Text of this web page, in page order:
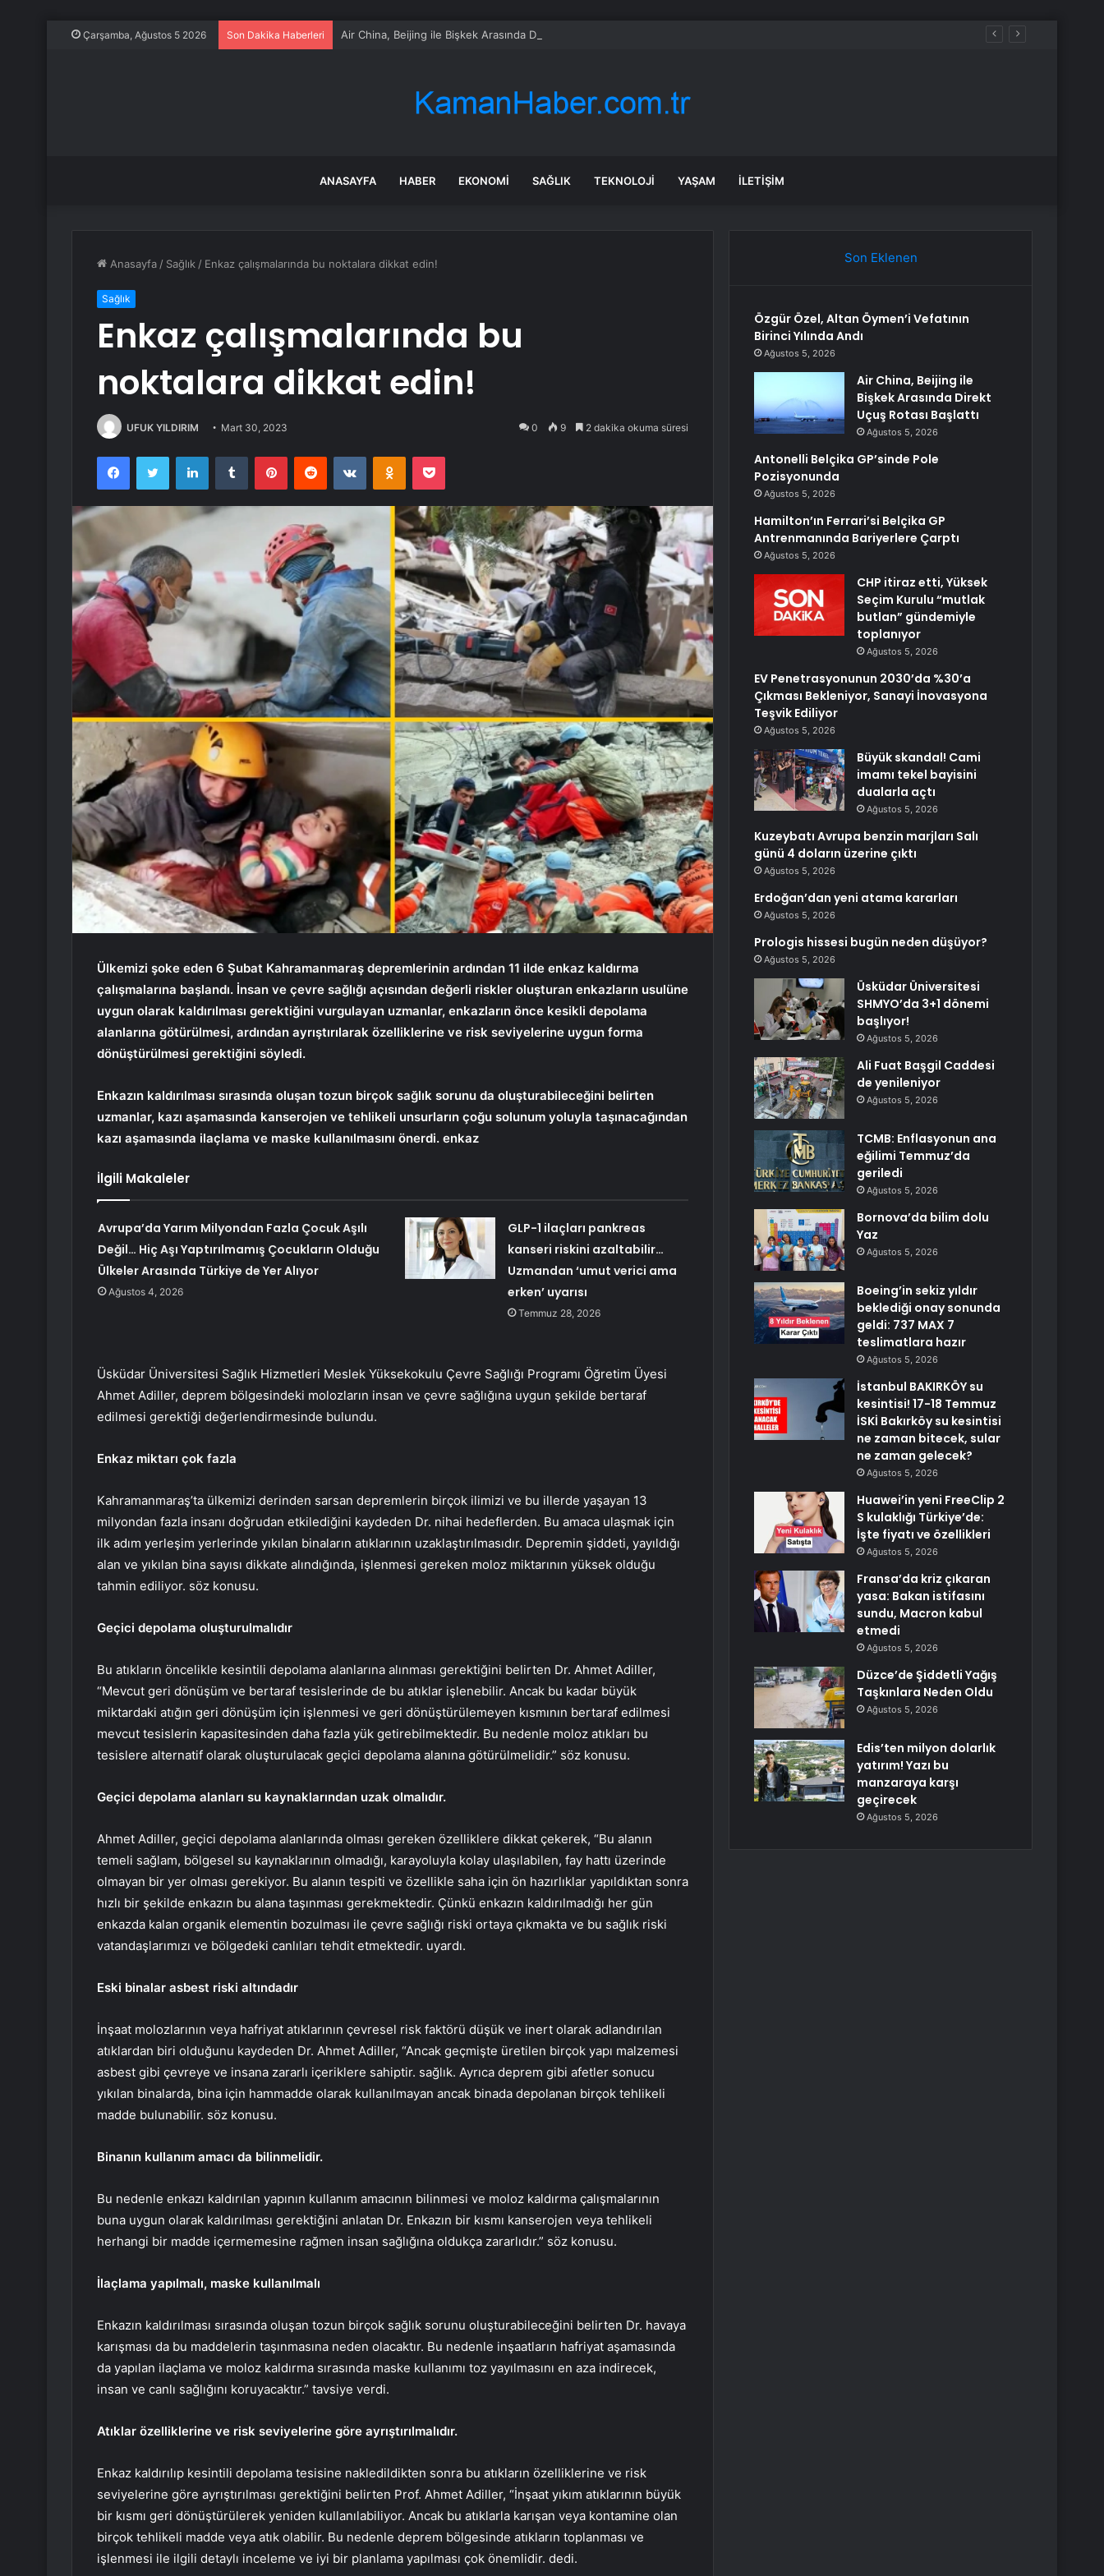
Çarşamba, Ağustos 5 2026 Son Dakika Haberleri Air China, Beijing ile Bişkek Arasında Direkt Uçuş Rotası Başlattı
ANASAYFA HABER EKONOMI SAĞLIK TEKNOLOJI YAŞAM İLETIŞIM
Anasayfa / Sağlık / Enkaz çalışmalarında bu noktalara dikkat edin!
Sağlık
Enkaz çalışmalarında bu
noktalara dikkat edin!
UFUK YILDIRIM Mart 30, 2023 0 9 2 dakika okuma süresi
FacebookTwitter LinkedInTumblr PinterestReddit VKontakteOdnoklassniki
Pocket
Ülkemizi şoke eden 6 Şubat Kahramanmaraş depremlerinin ardından 11 ilde enkaz kaldırma
çalışmalarına başlandı. İnsan ve çevre sağlığı açısından değerli riskler oluşturan enkazların usulüne
uygun olarak kaldırılması gerektiğini vurgulayan uzmanlar, enkazların önce kesikli depolama
alanlarına götürülmesi, ardından ayrıştırılarak özelliklerine ve risk seviyelerine uygun forma
dönüştürülmesi gerektiğini söyledi.
Enkazın kaldırılması sırasında oluşan tozun birçok sağlık sorunu da oluşturabileceğini belirten
uzmanlar, kazı aşamasında kanserojen ve tehlikeli unsurların çoğu solunum yoluyla taşınacağından
kazı aşamasında ilaçlama ve maske kullanılmasını önerdi. enkaz
İlgili Makaleler
Avrupa’da Yarım Milyondan Fazla Çocuk Aşılı
Değil… Hiç Aşı Yaptırılmamış Çocukların Olduğu
Ülkeler Arasında Türkiye de Yer Alıyor
Ağustos 4, 2026
GLP-1 ilaçları pankreas
kanseri riskini azaltabilir…
Uzmandan ‘umut verici ama
erken’ uyarısı
Temmuz 28, 2026
Üsküdar Üniversitesi Sağlık Hizmetleri Meslek Yüksekokulu Çevre Sağlığı Programı Öğretim Üyesi
Ahmet Adiller, deprem bölgesindeki molozların insan ve çevre sağlığına uygun şekilde bertaraf
edilmesi gerektiği değerlendirmesinde bulundu.
Enkaz miktarı çok fazla
Kahramanmaraş’ta ülkemizi derinden sarsan depremlerin birçok ilimizi ve bu illerde yaşayan 13
milyondan fazla insanı doğrudan etkilediğini kaydeden Dr. nihai hedeflerden. Bu amaca ulaşmak için
ilk adım yerleşim yerlerinde yıkılan binaların atıklarının uzaklaştırılmasıdır. Depremin şiddeti, yayıldığı
alan ve yıkılan bina sayısı dikkate alındığında, işlenmesi gereken moloz miktarının yüksek olduğu
tahmin ediliyor. söz konusu.
Geçici depolama oluşturulmalıdır
Bu atıkların öncelikle kesintili depolama alanlarına alınması gerektiğini belirten Dr. Ahmet Adiller,
“Mevcut geri dönüşüm ve bertaraf tesislerinde de bu atıklar işlenebilir. Ancak bu kadar büyük
miktardaki atığın geri dönüşüm için işlenmesi ve geri dönüştürülemeyen kısmının bertaraf edilmesi
mevcut tesislerin kapasitesinden daha fazla yük getirebilmektedir. Bu nedenle moloz atıkları bu
tesislere alternatif olarak oluşturulacak geçici depolama alanına götürülmelidir.” söz konusu.
Geçici depolama alanları su kaynaklarından uzak olmalıdır.
Ahmet Adiller, geçici depolama alanlarında olması gereken özelliklere dikkat çekerek, “Bu alanın
temeli sağlam, bölgesel su kaynaklarının olmadığı, karayoluyla kolay ulaşılabilen, fay hattı üzerinde
olmayan bir yer olması gerekiyor. Bu alanın tespiti ve özellikle saha için ön hazırlıklar yapıldıktan sonra
hızlı bir şekilde enkazın bu alana taşınması gerekmektedir. Çünkü enkazın kaldırılmadığı her gün
enkazda kalan organik elementin bozulması ile çevre sağlığı riski ortaya çıkmakta ve bu sağlık riski
vatandaşlarımızı ve bölgedeki canlıları tehdit etmektedir. uyardı.
Eski binalar asbest riski altındadır
İnşaat molozlarının veya hafriyat atıklarının çevresel risk faktörü düşük ve inert olarak adlandırılan
atıklardan biri olduğunu kaydeden Dr. Ahmet Adiller, “Ancak geçmişte üretilen birçok yapı malzemesi
asbest gibi çevreye ve insana zararlı içeriklere sahiptir. sağlık. Ayrıca deprem gibi afetler sonucu
yıkılan binalarda, bina için hammadde olarak kullanılmayan ancak binada depolanan birçok tehlikeli
madde bulunabilir. söz konusu.
Binanın kullanım amacı da bilinmelidir.
Bu nedenle enkazı kaldırılan yapının kullanım amacının bilinmesi ve moloz kaldırma çalışmalarının
buna uygun olarak kaldırılması gerektiğini anlatan Dr. Enkazın bir kısmı kanserojen veya tehlikeli
herhangi bir madde içermemesine rağmen insan sağlığına oldukça zararlıdır.” söz konusu.
İlaçlama yapılmalı, maske kullanılmalı
Enkazın kaldırılması sırasında oluşan tozun birçok sağlık sorunu oluşturabileceğini belirten Dr. havaya
karışması da bu maddelerin taşınmasına neden olacaktır. Bu nedenle inşaatların hafriyat aşamasında
da yapılan ilaçlama ve moloz kaldırma sırasında maske kullanımı toz yayılmasını en aza indirecek,
insan ve canlı sağlığını koruyacaktır.” tavsiye verdi.
Atıklar özelliklerine ve risk seviyelerine göre ayrıştırılmalıdır.
Enkaz kaldırılıp kesintili depolama tesisine nakledildikten sonra bu atıkların özelliklerine ve risk
seviyelerine göre ayrıştırılması gerektiğini belirten Prof. Ahmet Adiller, “İnşaat yıkım atıklarının büyük
bir kısmı geri dönüştürülerek yeniden kullanılabiliyor. Ancak bu atıklarla karışan veya kontamine olan
birçok tehlikeli madde veya atık olabilir. Bu nedenle deprem bölgesinde atıkların toplanması ve
işlenmesi ile ilgili detaylı inceleme ve iyi bir planlama yapılması çok önemlidir. dedi.
Son Eklenen
Özgür Özel, Altan Öymen’i Vefatının
Birinci Yılında Andı
Ağustos 5, 2026
Air China, Beijing ile
Bişkek Arasında Direkt
Uçuş Rotası Başlattı
Ağustos 5, 2026
Antonelli Belçika GP’sinde Pole
Pozisyonunda
Ağustos 5, 2026
Hamilton’ın Ferrari’si Belçika GP
Antrenmanında Bariyerlere Çarptı
Ağustos 5, 2026
CHP itiraz etti, Yüksek
Seçim Kurulu “mutlak
butlan” gündemiyle
toplanıyor
Ağustos 5, 2026
EV Penetrasyonunun 2030’da %30’a
Çıkması Bekleniyor, Sanayi İnovasyona
Teşvik Ediliyor
Ağustos 5, 2026
Büyük skandal! Cami
imamı tekel bayisini
dualarla açtı
Ağustos 5, 2026
Kuzeybatı Avrupa benzin marjları Salı
günü 4 doların üzerine çıktı
Ağustos 5, 2026
Erdoğan’dan yeni atama kararları
Ağustos 5, 2026
Prologis hissesi bugün neden düşüyor?
Ağustos 5, 2026
Üsküdar Üniversitesi
SHMYO’da 3+1 dönemi
başlıyor!
Ağustos 5, 2026
Ali Fuat Başgil Caddesi
de yenileniyor
Ağustos 5, 2026
TCMB: Enflasyonun ana
eğilimi Temmuz’da
geriledi
Ağustos 5, 2026
Bornova’da bilim dolu
Yaz
Ağustos 5, 2026
Boeing’in sekiz yıldır
beklediği onay sonunda
geldi: 737 MAX 7
teslimatlara hazır
Ağustos 5, 2026
İstanbul BAKIRKÖY su
kesintisi! 17-18 Temmuz
İSKİ Bakırköy su kesintisi
ne zaman bitecek, sular
ne zaman gelecek?
Ağustos 5, 2026
Huawei’in yeni FreeClip 2
S kulaklığı Türkiye’de:
İşte fiyatı ve özellikleri
Ağustos 5, 2026
Fransa’da kriz çıkaran
yasa: Bakan istifasını
sundu, Macron kabul
etmedi
Ağustos 5, 2026
Düzce’de Şiddetli Yağış
Taşkınlara Neden Oldu
Ağustos 5, 2026
Edis’ten milyon dolarlık
yatırım! Yazı bu
manzaraya karşı
geçirecek
Ağustos 5, 2026